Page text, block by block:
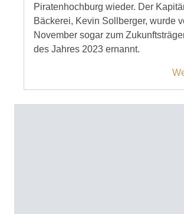
Piratenhochburg wieder. Der
Bäckerei, Kevin Sollberger, wurde
November sogar zum
des Jahres 2023 ernannt.